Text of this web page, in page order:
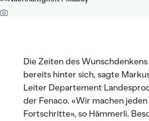
Die Zeiten des
bereits hinter sich, sagte
Leiter Departement
der Fenaco. «Wir machen jeden
Fortschritte», so Hämmerli.